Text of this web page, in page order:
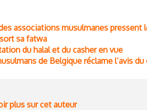
associations musulmanes pressent
sa fatwa
du halal et du casher en vue
de Belgique réclame l’avis du
plus sur cet auteur